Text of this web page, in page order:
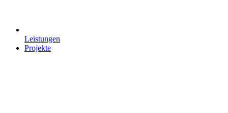
Leistungen
Projekte